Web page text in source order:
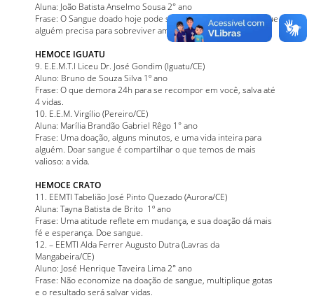
Aluna: João Batista Anselmo Sousa 2° ano
Frase: O Sangue doado hoje pode ser um abraço silencioso que
alguém precisa para sobreviver amanhã
HEMOCE IGUATU
9. E.E.M.T.I Liceu Dr. José Gondim (Iguatu/CE)
Aluno: Bruno de Souza Silva 1º ano
Frase: O que demora 24h para se recompor em você, salva até
4 vidas.
10. E.E.M. Virgílio (Pereiro/CE)
Aluna: Marília Brandão Gabriel Rêgo 1° ano
Frase: Uma doação, alguns minutos, e uma vida inteira para
alguém. Doar sangue é compartilhar o que temos de mais
valioso: a vida.
HEMOCE CRATO
11. EEMTI Tabelião José Pinto Quezado (Aurora/CE)
Aluna: Tayna Batista de Brito 1º ano
Frase: Uma atitude reflete em mudança, e sua doação dá mais
fé e esperança. Doe sangue.
12. – EEMTI Alda Ferrer Augusto Dutra (Lavras da
Mangabeira/CE)
Aluno: José Henrique Taveira Lima 2° ano
Frase: Não economize na doação de sangue, multiplique gotas
e o resultado será salvar vidas.